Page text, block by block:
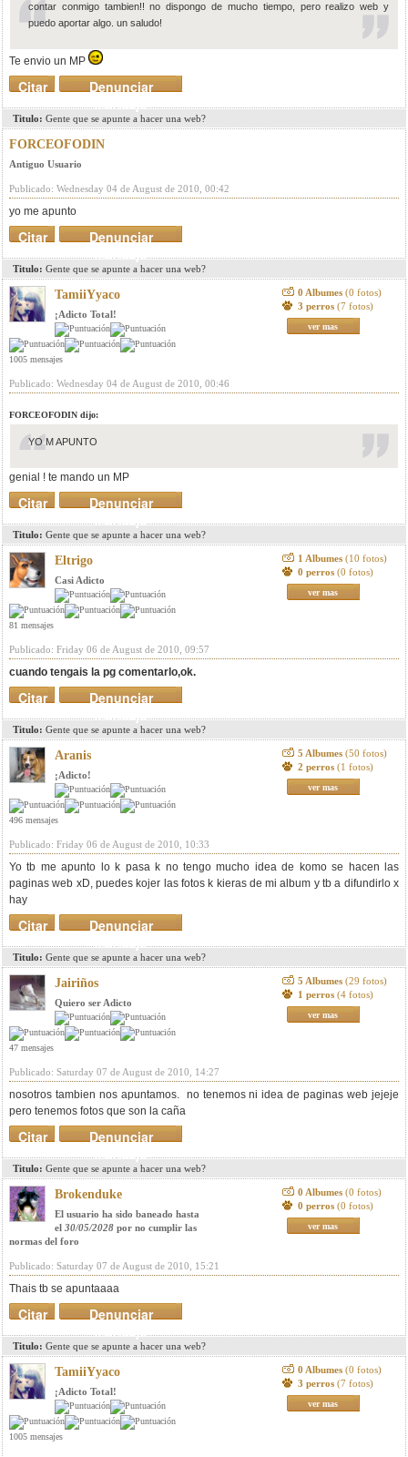
contar conmigo tambien!! no dispongo de mucho tiempo, pero realizo web y
puedo aportar algo. un saludo!
Te envio un MP
Denunciar
mensaje
Citar
Titulo: Gente que se apunte a hacer una web?
FORCEOFODIN
Antiguo Usuario
Publicado: Wednesday 04 de August de 2010, 00:42
yo me apunto
Denunciar
mensaje
Citar
Titulo: Gente que se apunte a hacer una web?
TamiiYyaco
¡Adicto Total!
1005 mensajes
0 Albumes (0 fotos)
3 perros (7 fotos)
ver mas
Publicado: Wednesday 04 de August de 2010, 00:46
FORCEOFODIN dijo:
YO M APUNTO
genial ! te mando un MP
Denunciar
mensaje
Citar
Titulo: Gente que se apunte a hacer una web?
Eltrigo
Casi Adicto
81 mensajes
1 Albumes (10 fotos)
0 perros (0 fotos)
ver mas
Publicado: Friday 06 de August de 2010, 09:57
cuando tengais la pg comentarlo,ok.
Denunciar
mensaje
Citar
Titulo: Gente que se apunte a hacer una web?
Aranis
¡Adicto!
496 mensajes
5 Albumes (50 fotos)
2 perros (1 fotos)
ver mas
Publicado: Friday 06 de August de 2010, 10:33
Yo tb me apunto lo k pasa k no tengo mucho idea de komo se hacen las
paginas web xD, puedes kojer las fotos k kieras de mi album y tb a difundirlo x
hay
Denunciar
mensaje
Citar
Titulo: Gente que se apunte a hacer una web?
Jairiños
Quiero ser Adicto
47 mensajes
5 Albumes (29 fotos)
1 perros (4 fotos)
ver mas
Publicado: Saturday 07 de August de 2010, 14:27
nosotros tambien nos apuntamos. no tenemos ni idea de paginas web jejeje
pero tenemos fotos que son la caña
Denunciar
mensaje
Citar
Titulo: Gente que se apunte a hacer una web?
Brokenduke
El usuario ha sido baneado hasta
el 30/05/2028 por no cumplir las
normas del foro
0 Albumes (0 fotos)
0 perros (0 fotos)
ver mas
Publicado: Saturday 07 de August de 2010, 15:21
Thais tb se apuntaaaa
Denunciar
mensaje
Citar
Titulo: Gente que se apunte a hacer una web?
TamiiYyaco
¡Adicto Total!
1005 mensajes
0 Albumes (0 fotos)
3 perros (7 fotos)
ver mas